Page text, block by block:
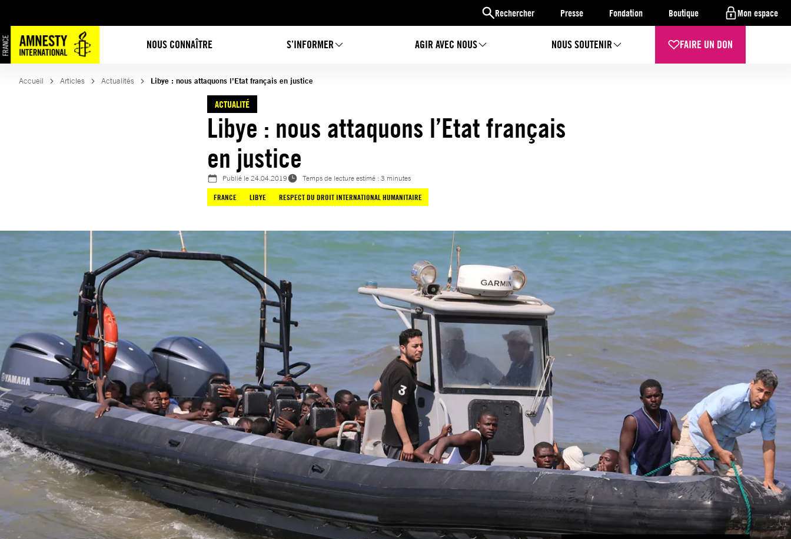
Rechercher Presse Fondation Boutique Mon espace
NOUS CONNAÎTRE S’INFORMER AGIR AVEC NOUS NOUS SOUTENIR FAIRE UN DON
au
contenu
Accueil Articles Actualités Libye : nous attaquons l’Etat français en justice
ACTUALITÉ
Libye : nous attaquons l’Etat français
en justice
Publié le24.04.2019
Temps de lecture estimé : 3 minutes
FRANCE
LIBYE RESPECT DU DROIT INTERNATIONAL HUMANITAIRE